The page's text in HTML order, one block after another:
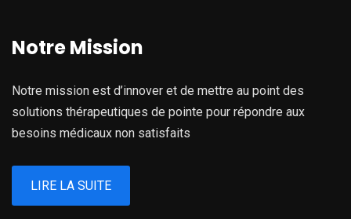
Notre Mission
Notre mission est d’innover et de mettre au point des
solutions thérapeutiques de pointe pour répondre aux
besoins médicaux non satisfaits
LIRE LA SUITE